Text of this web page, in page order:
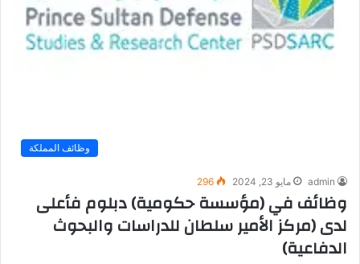
وظائف المملكة
admin مايو 23, 2024 296
وظائف في (مؤسسة حكومية) دبلوم فأعلى
لدى (مركز الأمير سلطان للدراسات والبحوث
الدفاعية)